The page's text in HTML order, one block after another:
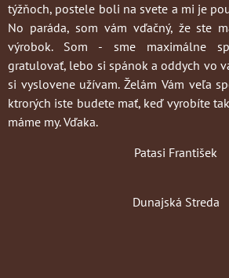
týžňoch, postele boli na svete a mi je
No paráda, som vám vďačný, že ste
výrobok. Som - sme maximálne
gratulovať, lebo si spánok a oddych vo
si vyslovene užívam. Želám Vám veľa
ktrorých iste budete mať, keď vyrobíte
máme my. Vďaka.
Patasi František
Dunajská Streda